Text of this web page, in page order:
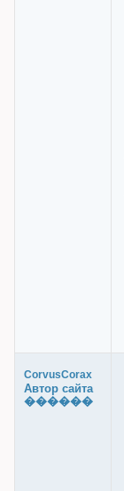
CorvusCorax
Автор сайта
������